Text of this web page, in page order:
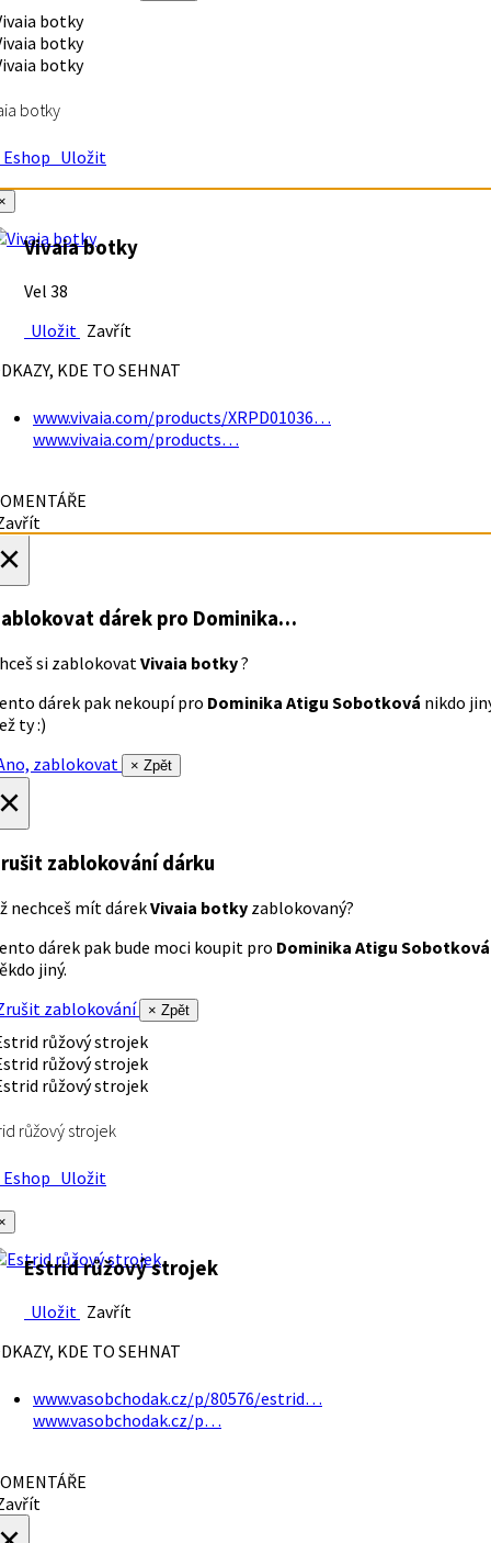
botky
Uložit
Vivaia botky
Vel 38
Uložit Zavřít
KDE TO SEHNAT
www.vivaia.com/products/XRPD01036…
www.vivaia.com/products…
dárek pro Dominika…
si zablokovatVivaia botky?
dárek pak nekoupí pro Dominika Atigu Sobotková nikdo
ty :)
zablokovat
× Zpět
zablokování dárku
nechceš mít dárekVivaia botky zablokovaný?
dárek pak bude moci koupit pro Dominika Atigu Sobotková
jiný.
zablokování
× Zpět
růžový strojek
Uložit
Estrid růžový strojek
Uložit Zavřít
KDE TO SEHNAT
www.vasobchodak.cz/p/80576/estrid…
www.vasobchodak.cz/p…